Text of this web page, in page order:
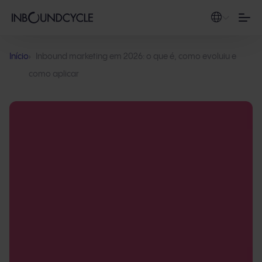
Início Inbound marketing em 2026: o que é, como evoluiu e
como aplicar